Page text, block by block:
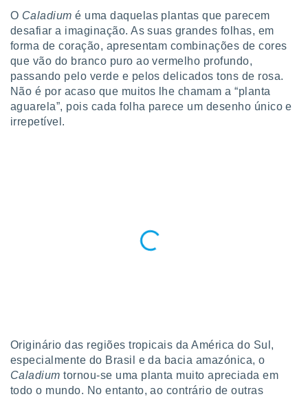
e
com
Pode
na nossa
e
a
a
site
caso,
de que
O Caladium é uma daquelas plantas que parecem
desafiar a imaginação. As suas grandes folhas, em
forma de coração, apresentam combinações de cores
que vão do branco puro ao vermelho profundo,
passando pelo verde e pelos delicados tons de rosa.
Não é por acaso que muitos lhe chamam a “planta
aguarela”, pois cada folha parece um desenho único e
irrepetível.
Originário das regiões tropicais da América do Sul,
especialmente do Brasil e da bacia amazónica, o
Caladium tornou-se uma planta muito apreciada em
todo o mundo. No entanto, ao contrário de outras